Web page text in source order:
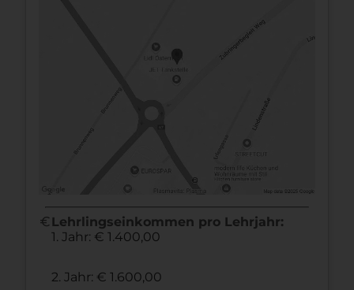
euro Lehrlingseinkommen pro Lehrjahr:
1. Jahr: € 1.400,00
2. Jahr: € 1.600,00